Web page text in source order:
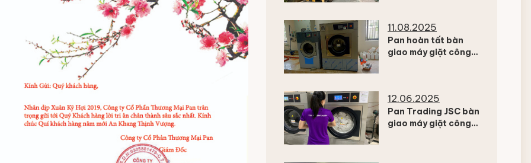
tại Đà Lạt
11.08.2025
Pan hoàn tất bàn
giao máy giặt công
Quảng Ninh
12.06.2025
Pan Trading JSC bàn
giao máy giặt công